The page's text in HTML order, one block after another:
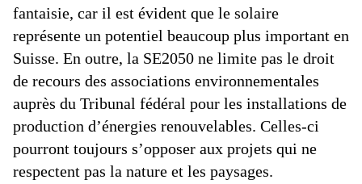
fantaisie, car il est évident que le solaire
représente un potentiel beaucoup plus important en
Suisse. En outre, la SE2050 ne limite pas le droit
de recours des associations environnementales
auprès du Tribunal fédéral pour les installations de
production d’énergies renouvelables. Celles-ci
pourront toujours s’opposer aux projets qui ne
respectent pas la nature et les paysages.